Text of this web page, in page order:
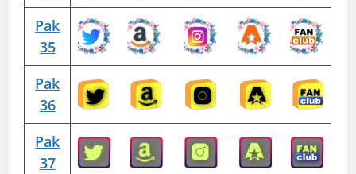
Pak
35
Pak
36
Pak
37